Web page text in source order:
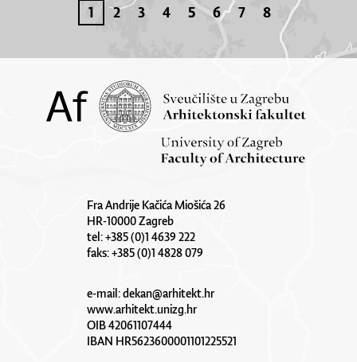
1 2 3 4 5 6 7 8
Fra Andrije Kačića Miošića 26
HR-10000 Zagreb
tel: +385 (0)1 4639 222
faks: +385 (0)1 4828 079
e-mail:dekan@arhitekt.hr
www.arhitekt.unizg.hr
OIB 42061107444
IBAN HR5623600001101225521